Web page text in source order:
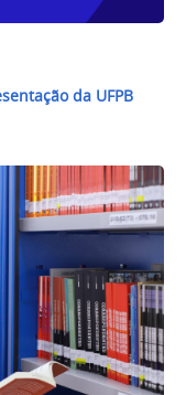
da UFPB